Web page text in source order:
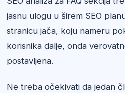
jasnu ulogu u širem SEO
stranicu jača, koju nameru
korisnika dalje, onda
postavljena.
Ne treba očekivati da jedan